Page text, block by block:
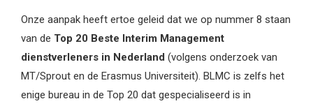
Onze aanpak heeft ertoe geleid dat we op nummer 8 staan
van de Top 20 Beste Interim Management
dienstverleners in Nederland (volgens onderzoek van
MT/Sprout en de Erasmus Universiteit). BLMC is zelfs het
enige bureau in de Top 20 dat gespecialiseerd is in